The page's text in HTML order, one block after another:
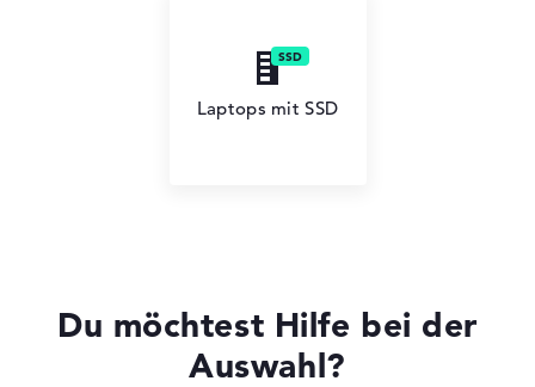
Laptops mit SSD
Du möchtest Hilfe bei der
Auswahl?